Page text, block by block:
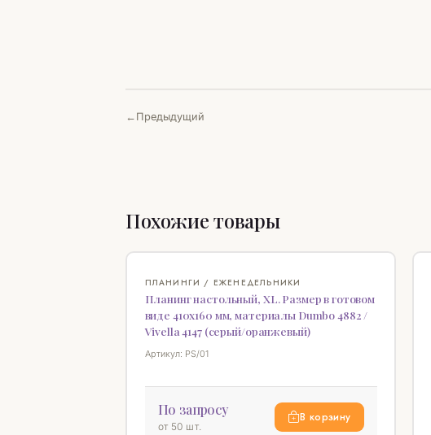
Предыдущий
Похожие товары
ПЛАНИНГИ / ЕЖЕНЕДЕЛЬНИКИ
Планинг настольный, XL. Размер в готовом
виде 410х160 мм, материалы Dumbo 4882 /
Vivella 4147 (серый/оранжевый)
Артикул: PS/01
По запросу
от 50 шт.
В корзину